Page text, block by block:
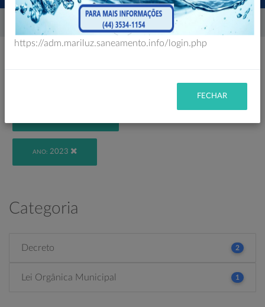
Home
ANO: 2023
Categoria
Decreto 2
Lei Orgânica Municipal 1
https://adm.mariluz.saneamento.info/login.php
FECHAR